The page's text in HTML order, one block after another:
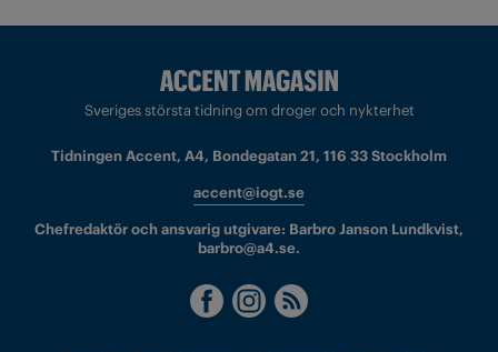
Sveriges största tidning om droger och nykterhet
Tidningen Accent, A4, Bondegatan 21, 116 33 Stockholm
accent@iogt.se
Chefredaktör och ansvarig utgivare: Barbro Janson Lundkvist,
barbro@a4.se.